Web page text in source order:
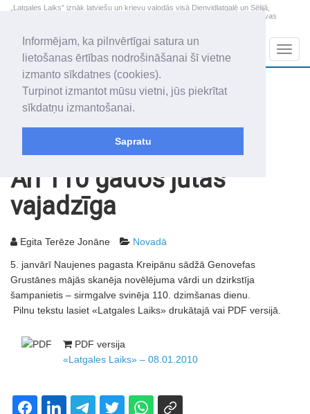
Informējam, ka pilnvērtīgai satura un
lietošanas ērtības nodrošināšanai šī vietne
izmanto sīkdatnes (cookies).
Turpinot izmantot mūsu vietni, jūs piekrītat
sīkdatņu izmantošanai.
Sapratu
„Latgales Laiks” iznāk latviešu un krievu valodās visā Dienvidlatgalē un Sēlijā,
„Latgales Laiks” latviešu valodā aptver Daugavpils valstspilsētu, Augšdaugavas
2026. gada 8. augusts
Sestdiena
Mudīte, Vladislava, Vladislavs
+13.3
Arī 110 gados jūtas
vajadzīga
Egita Terēze Jonāne Novadā
5. janvārī Naujenes pagasta Kreipānu sādžā Genovefas
Grustānes mājās skanēja novēlējuma vārdi un dzirkstīja
šampanietis – sirmgalve svinēja 110. dzimšanas dienu.
Pilnu tekstu lasiet «Latgales Laiks» drukātajā vai PDF versijā.
PDF versija
«Latgales Laiks» – 08.01.2010